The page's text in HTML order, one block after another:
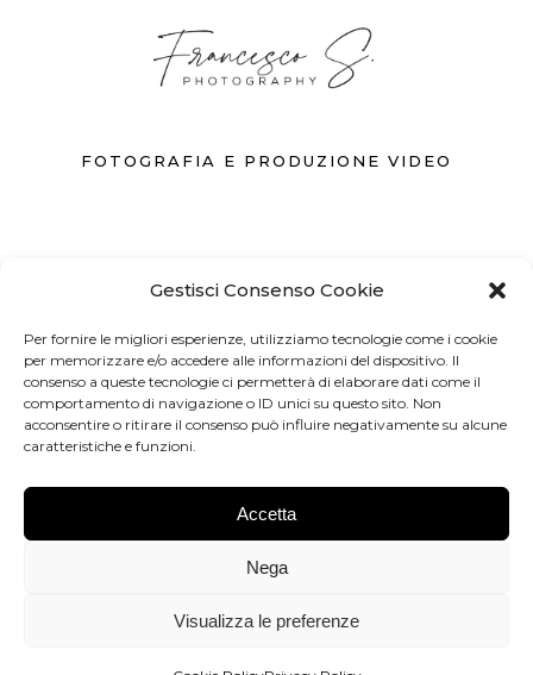
Gestisci Consenso Cookie
Per fornire le migliori esperienze, utilizziamo tecnologie come i cookie
per memorizzare e/o accedere alle informazioni del dispositivo. Il
consenso a queste tecnologie ci permetterà di elaborare dati come il
comportamento di navigazione o ID unici su questo sito. Non
acconsentire o ritirare il consenso può influire negativamente su alcune
caratteristiche e funzioni.
Accetta
Nega
Visualizza le preferenze
FOTOGRAFIA E PRODUZIONE VIDEO
371 3742262
INFO@FOTOGRAFO.FIRENZE.IT
FIRENZE
Dimmi di più
© 2024. Developed by WebX.it - P.Iva 07089510486